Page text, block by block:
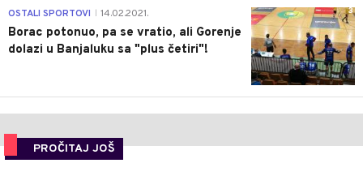
3
OSTALI SPORTOVI 14.02.2021.
Borac potonuo, pa se vratio, ali Gorenje
dolazi u Banjaluku sa "plus četiri"!
PROČITAJ JOŠ